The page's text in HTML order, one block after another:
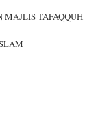
TAFAQQUH